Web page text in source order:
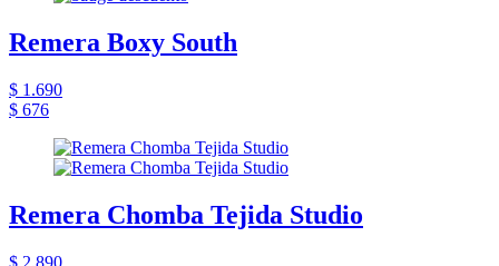
Remera Boxy South
$ 1.690
$ 676
Remera Chomba Tejida Studio
$ 2.890